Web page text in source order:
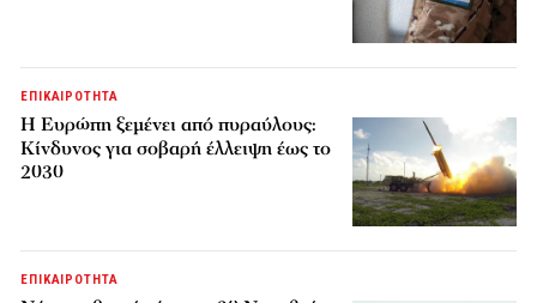
ΕΠΙΚΑΙΡΟΤΗΤΑ
H Ευρώπη ξεμένει από πυραύλους:
Κίνδυνος για σοβαρή έλλειψη έως το
2030
ΕΠΙΚΑΙΡΟΤΗΤΑ